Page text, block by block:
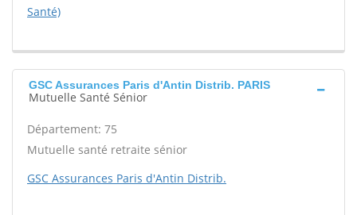
Santé)
GSC Assurances Paris d'Antin Distrib. PARIS
Mutuelle Santé Sénior
Département: 75
Mutuelle santé retraite sénior
GSC Assurances Paris d'Antin Distrib.